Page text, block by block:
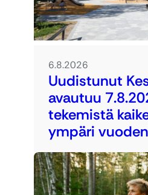
6.8.2026
Uudistunut
avautuu
tekemistä
ympäri vuoden